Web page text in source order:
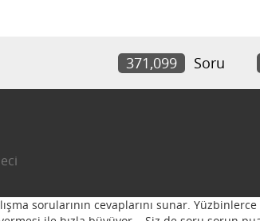
371,099 Soru
sorularının cevaplarını sunar.